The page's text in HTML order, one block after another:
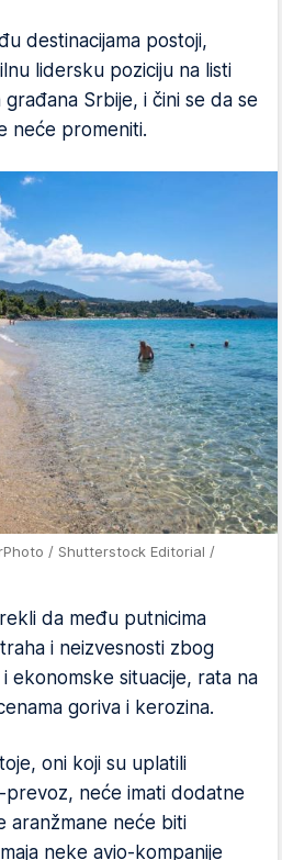
destinacijama postoji,
lidersku poziciju na listi
Srbije, i čini se da se
neće promeniti.
/ Shutterstock Editorial /
da među putnicima
i neizvesnosti zbog
ekonomske situacije, rata na
goriva i kerozina.
oni koji su uplatili
prevoz, neće imati dodatne
aranžmane neće biti
neke avio-kompanije